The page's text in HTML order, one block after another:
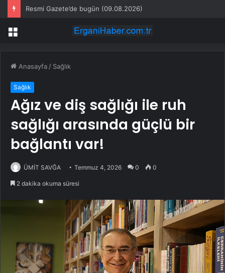
Resmi Gazete’de bugün (09.08.2026)
Menü
Anasayfa / Sağlık
Sağlık
Ağız ve diş sağlığı ile ruh
sağlığı arasında güçlü bir
bağlantı var!
ÜMİT SAVĞA Temmuz 4, 2026 0 0
2 dakika okuma süresi